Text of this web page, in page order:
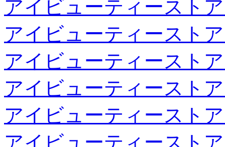
アイビューティースト
アイビューティースト
アイビューティースト
アイビューティースト
アイビューティースト
アイビューティースト